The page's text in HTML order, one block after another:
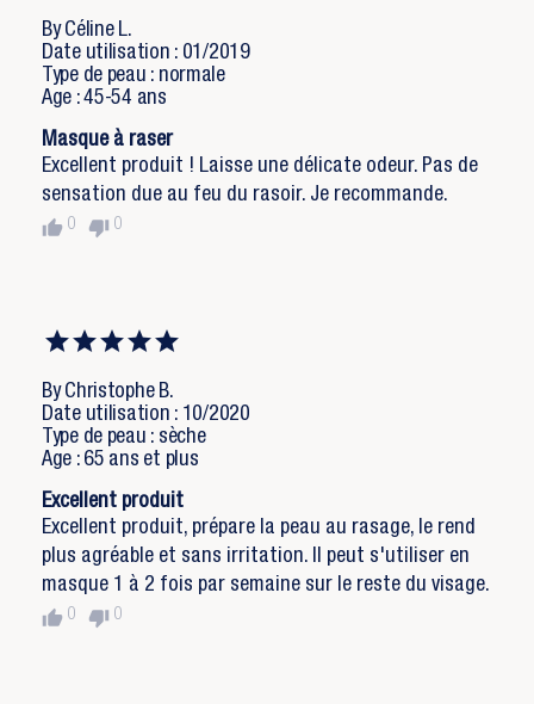
By Céline L.
Date utilisation : 01/2019
Type de peau : normale
Age : 45-54 ans
Masque à raser
Excellent produit ! Laisse une délicate odeur. Pas de
sensation due au feu du rasoir. Je recommande.
thumb_up 0 thumb_down 0
By Christophe B.
Date utilisation : 10/2020
Type de peau : sèche
Age : 65 ans et plus
Excellent produit
Excellent produit, prépare la peau au rasage, le rend
plus agréable et sans irritation. Il peut s'utiliser en
masque 1 à 2 fois par semaine sur le reste du visage.
thumb_up 0 thumb_down 0